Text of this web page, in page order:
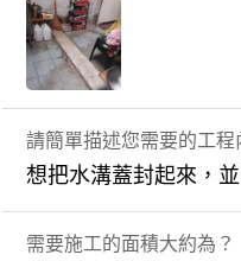
請簡單描述您需要的工程
想把水溝蓋封起來，
需要施工的面積大約為？